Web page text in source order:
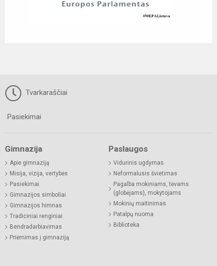
Tvarkaraščiai
Pasiekimai
Gimnazija
Apie gimnaziją
Misija, vizija, vertybės
Pasiekimai
Gimnazijos simboliai
Gimnazijos himnas
Tradiciniai renginiai
Bendradarbiavimas
Priėmimas į gimnaziją
Paslaugos
Vidurinis ugdymas
Neformalusis švietimas
Pagalba mokiniams, tėvams
(globėjams), mokytojams
Mokinių maitinimas
Patalpų nuoma
Biblioteka